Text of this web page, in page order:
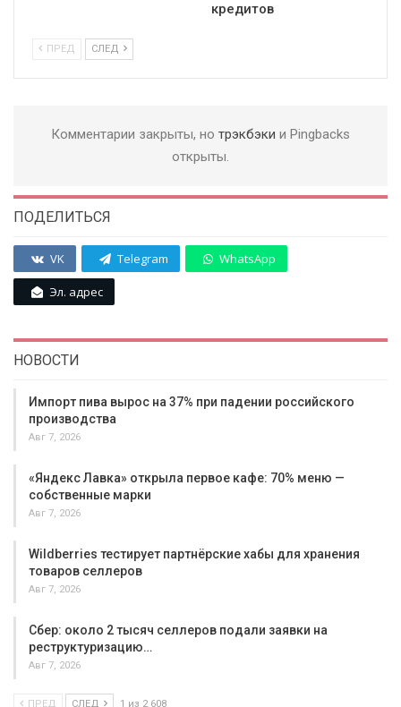
кредитов
ПРЕД СЛЕД
Комментарии закрыты, но трэкбэки и Pingbacks
открыты.
ПОДЕЛИТЬСЯ
VK Telegram WhatsApp
Эл. адрес
НОВОСТИ
Импорт пива вырос на 37% при падении российского
производства
Авг 7, 2026
«Яндекс Лавка» открыла первое кафе: 70% меню —
собственные марки
Авг 7, 2026
Wildberries тестирует партнёрские хабы для хранения
товаров селлеров
Авг 7, 2026
Сбер: около 2 тысяч селлеров подали заявки на
реструктуризацию…
Авг 7, 2026
ПРЕД СЛЕД 1 из 2 608